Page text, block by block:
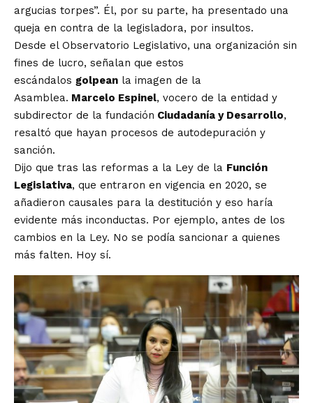
argucias torpes”. Él, por su parte, ha presentado una
queja en contra de la legisladora, por insultos.
Desde el Observatorio Legislativo, una organización sin
fines de lucro, señalan que estos
escándalos golpean la imagen de la
Asamblea. Marcelo Espinel, vocero de la entidad y
subdirector de la fundación Ciudadanía y Desarrollo,
resaltó que hayan procesos de autodepuración y
sanción.
Dijo que tras las reformas a la Ley de la Función
Legislativa, que entraron en vigencia en 2020, se
añadieron causales para la destitución y eso haría
evidente más inconductas. Por ejemplo, antes de los
cambios en la Ley. No se podía sancionar a quienes
más falten. Hoy sí.